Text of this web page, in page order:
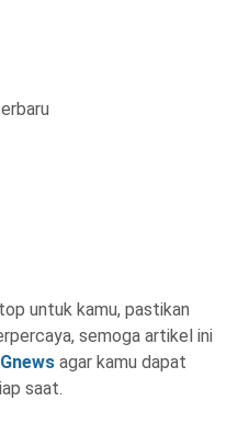
untuk kamu, pastikan
semoga artikel ini
Gnews agar kamu dapat
saat.